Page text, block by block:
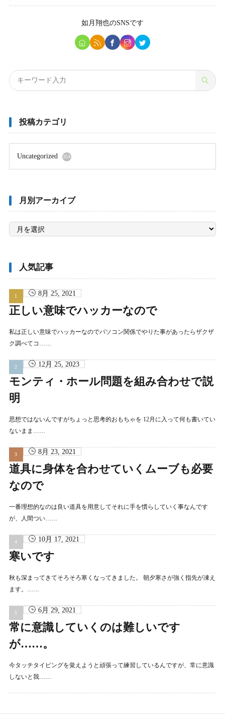
如月翔也のSNSです
投稿カテゴリ
Uncategorized 354
月別アーカイブ
月
ア
ブ
人気記事
8月 25, 2021
正しい意味でハッカーなので
私は正しい意味でハッカーなのでパソコン関係でやりた事があったらザクザ
ク調べてコ……
12月 25, 2023
モンティ・ホール問題を組み合わせで説
明
思想ではないんですがちょっと思考的おもちゃを 12月に入って何も書いてい
ないまま……
8月 23, 2021
道具に身体を合わせていくムーブも必要
なので
一番理想的なのは良い道具を用意してそれに手を慣らしていく事なんです
が、人間つい……
10月 17, 2021
寒いです
秋も深まってきてそろそろ寒くなってきました。 朝夕寒さが強く指先が凍え
ます。……
6月 29, 2021
常に意識していくのは難しいです
が……。
今タッチタイピングを覚えようと頑張って練習しているんですが、常に意識
しないと我……